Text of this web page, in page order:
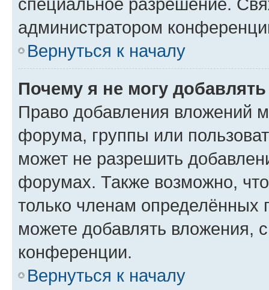
администратором
Вернуться к началу
Почему я не могу
Право добавления вложений
форума, группы или
может не разрешить
форумах. Также возможно,
только членам определённых
можете добавлять вложения,
конференции.
Вернуться к началу